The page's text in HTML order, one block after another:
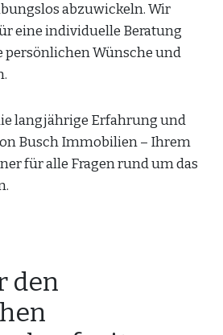
abzuwickeln. Wir
eine individuelle Beratung
persönlichen Wünsche und
langjährige Erfahrung und
Busch Immobilien – Ihrem
für alle Fragen rund um das
den